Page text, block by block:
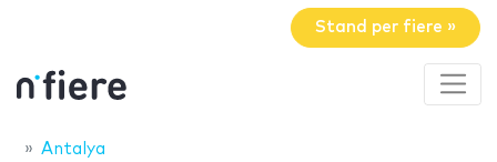
Stand per fiere »
Antalya